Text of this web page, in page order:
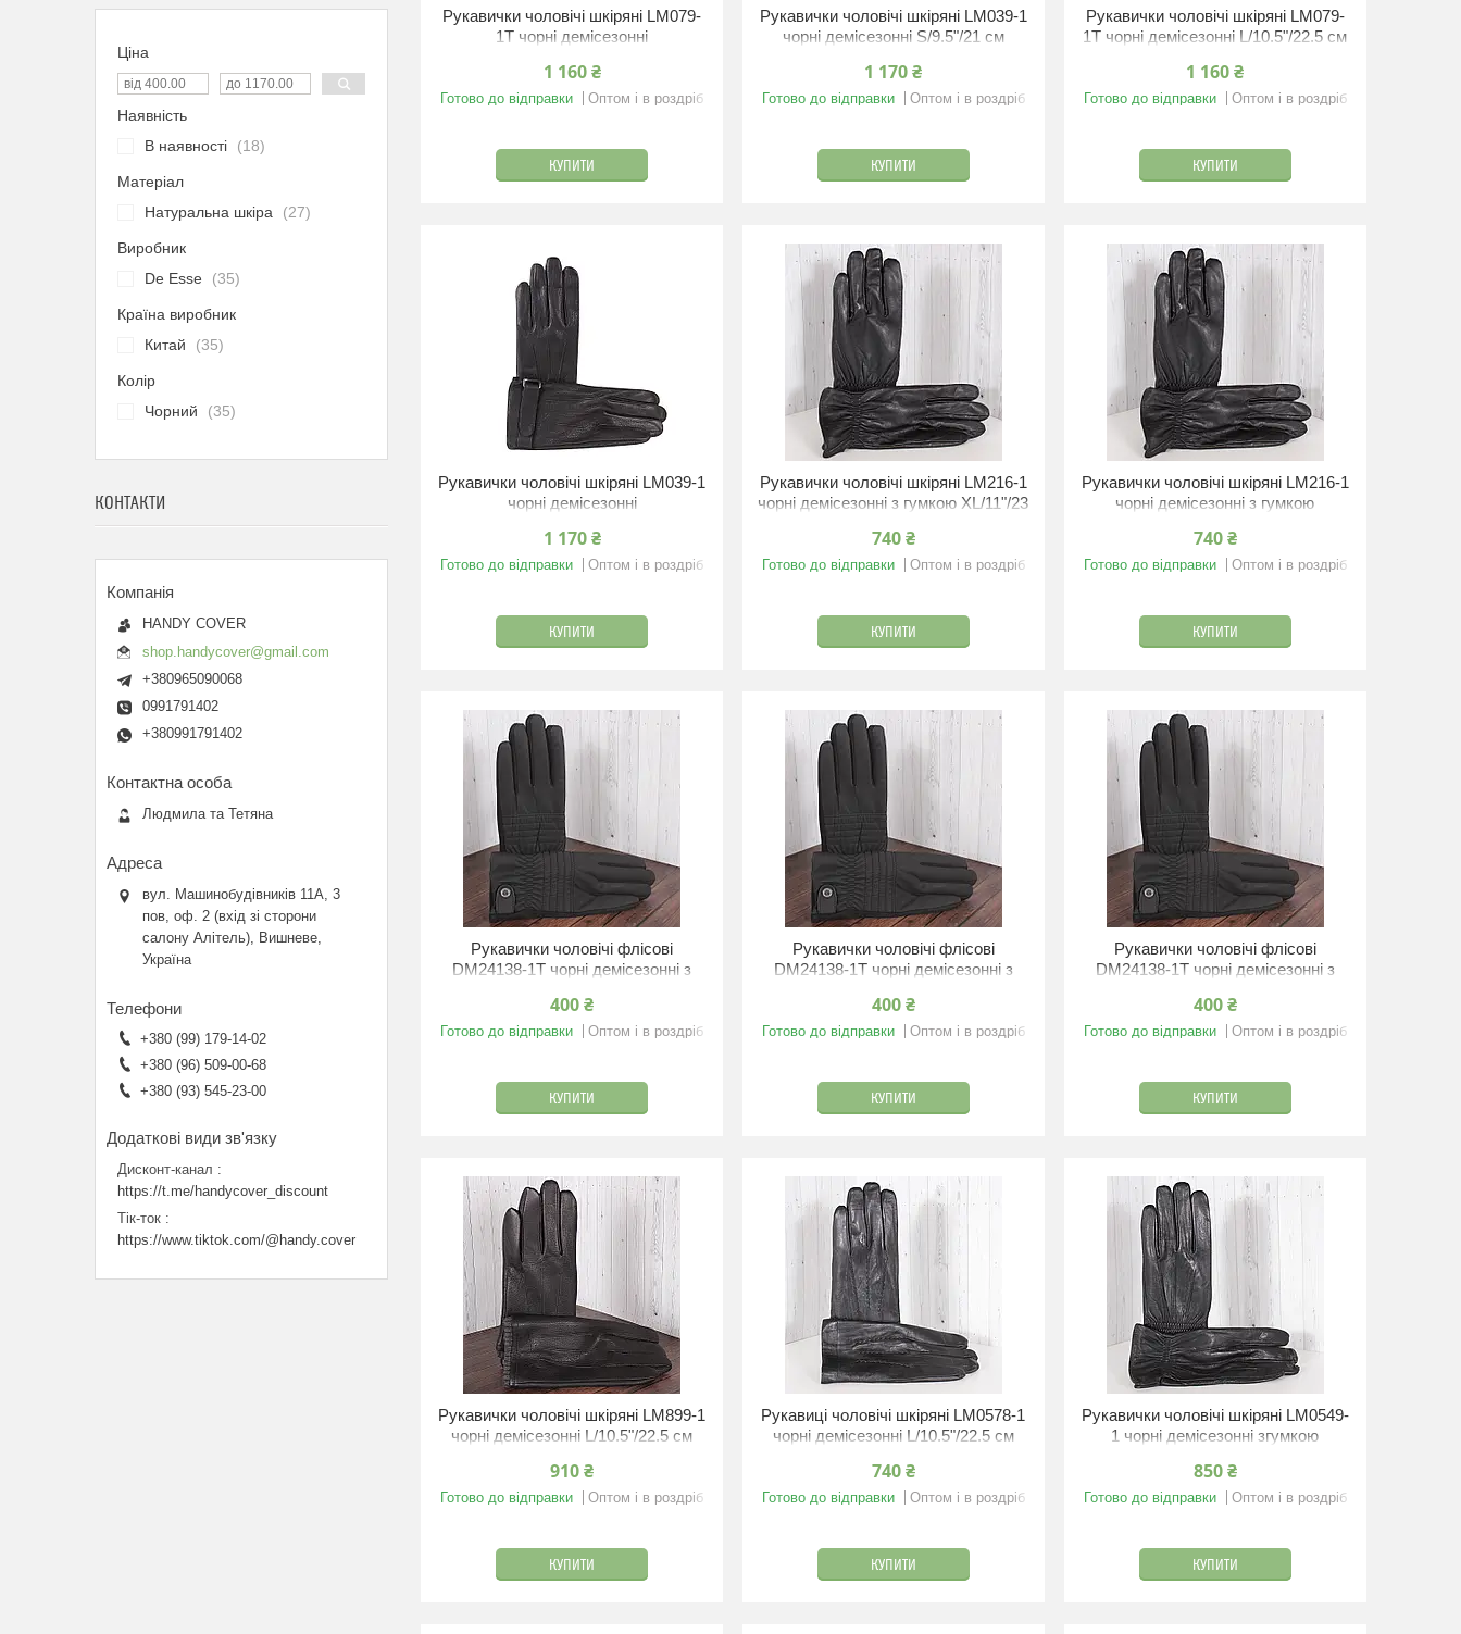
Рукавички чоловічі шкіряні LM079-
1T чорні демісезонні
1 160 ₴
Готово до відправки Оптом і в роздріб
КУПИТИ
Рукавички чоловічі шкіряні LM039-1
чорні демісезонні S/9.5"/21 см
1 170 ₴
Готово до відправки Оптом і в роздріб
КУПИТИ
Рукавички чоловічі шкіряні LM079-
1T чорні демісезонні L/10.5"/22.5 см
1 160 ₴
Готово до відправки Оптом і в роздріб
КУПИТИ
Рукавички чоловічі шкіряні LM039-1
чорні демісезонні
1 170 ₴
Готово до відправки Оптом і в роздріб
КУПИТИ
Рукавички чоловічі шкіряні LM216-1
чорні демісезонні з гумкою XL/11"/23
740 ₴
Готово до відправки Оптом і в роздріб
КУПИТИ
Рукавички чоловічі шкіряні LM216-1
чорні демісезонні з гумкою
740 ₴
Готово до відправки Оптом і в роздріб
КУПИТИ
Рукавички чоловічі флісові
DM24138-1T чорні демісезонні з
400 ₴
Готово до відправки Оптом і в роздріб
КУПИТИ
Рукавички чоловічі флісові
DM24138-1T чорні демісезонні з
400 ₴
Готово до відправки Оптом і в роздріб
КУПИТИ
Рукавички чоловічі флісові
DM24138-1T чорні демісезонні з
400 ₴
Готово до відправки Оптом і в роздріб
КУПИТИ
Рукавички чоловічі шкіряні LM899-1
чорні демісезонні L/10.5"/22.5 см
910 ₴
Готово до відправки Оптом і в роздріб
КУПИТИ
Рукавиці чоловічі шкіряні LM0578-1
чорні демісезонні L/10.5"/22.5 см
740 ₴
Готово до відправки Оптом і в роздріб
КУПИТИ
Рукавички чоловічі шкіряні LM0549-
1 чорні демісезонні згумкою
850 ₴
Готово до відправки Оптом і в роздріб
КУПИТИ
Ціна
Наявність
В наявності
18
Матеріал
Натуральна шкіра
27
Виробник
De Esse
35
Країна виробник
Китай
35
Колір
Чорний
35
КОНТАКТИ
HANDY COVER
shop.handycover@gmail.com
+380965090068
0991791402
+380991791402
Людмила та Тетяна
вул. Машинобудівників 11А, 3
пов, оф. 2 (вхід зі сторони
салону Алітель), Вишневе,
Україна
+380 (99) 179-14-02
+380 (96) 509-00-68
+380 (93) 545-23-00
Дисконт-канал
https://t.me/handycover_discount
Тік-ток
https://www.tiktok.com/@handy.cover